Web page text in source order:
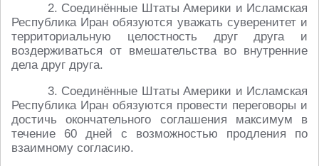
2. Соединённые Штаты Америки и Исламская
Республика Иран обязуются уважать суверенитет и
территориальную целостность друг друга и
воздерживаться от вмешательства во внутренние
дела друг друга.
3. Соединённые Штаты Америки и Исламская
Республика Иран обязуются провести переговоры и
достичь окончательного соглашения максимум в
течение 60 дней с возможностью продления по
взаимному согласию.